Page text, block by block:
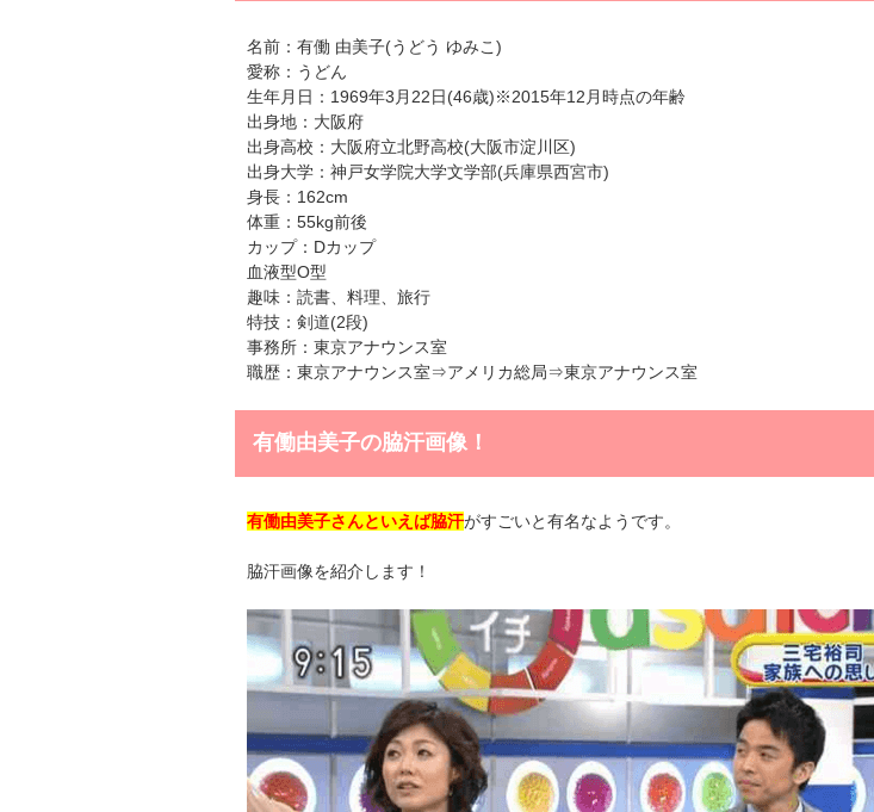
名前：有働 由美子(うどう ゆみこ)
愛称：うどん
生年月日：1969年3月22日(46歳)※2015年12月時点の年齢
出身地：大阪府
出身高校：大阪府立北野高校(大阪市淀川区)
出身大学：神戸女学院大学文学部(兵庫県西宮市)
身長：162cm
体重：55kg前後
カップ：Dカップ
血液型O型
趣味：読書、料理、旅行
特技：剣道(2段)
事務所：東京アナウンス室
職歴：東京アナウンス室⇒アメリカ総局⇒東京アナウンス室
有働由美子の脇汗画像！
有働由美子さんといえば脇汗がすごいと有名なようです。
脇汗画像を紹介します！